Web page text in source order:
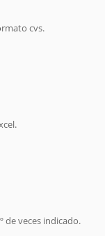
cvs.
de veces indicado.